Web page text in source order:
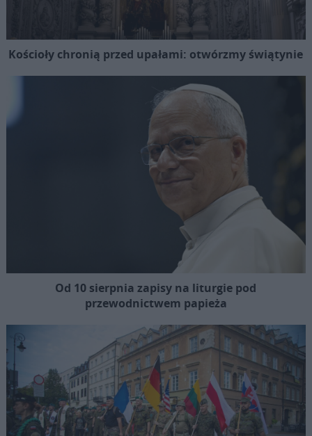
Kościoły chronią przed upałami: otwórzmy świątynie
Od 10 sierpnia zapisy na liturgie pod
przewodnictwem papieża